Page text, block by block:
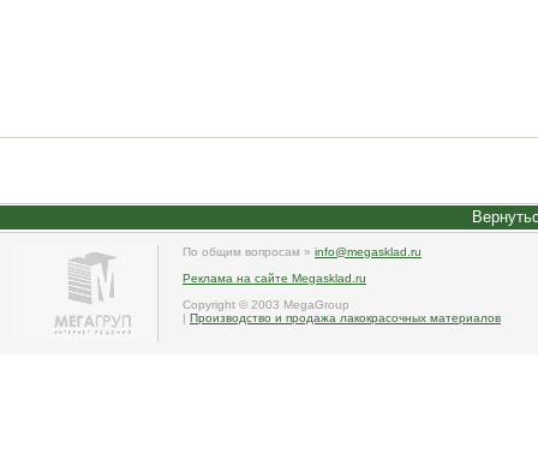
По общим вопросам » info@megasklad.ru
Реклама на сайте Megasklad.ru
Copyright © 2003 MegaGroup
| Производство и продажа лакокрасочных материалов